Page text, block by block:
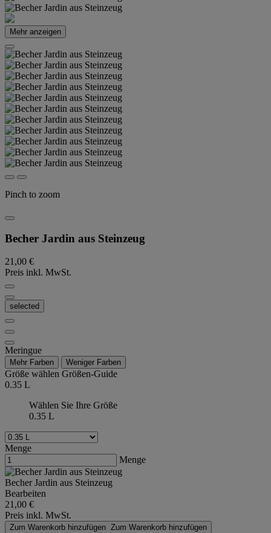
Mehr anzeigen
Pinch to zoom
Becher Jardin aus Steinzeug
21,00 €
Preis inkl. MwSt.
selected
Meringue
Mehr Farben Weniger Farben
Größe wählen Größen-Guide
0.35 L
Wählen Sie Ihre Größe
0.35 L
Menge
Menge
Becher Jardin aus Steinzeug
Bearbeiten
21,00 €
Preis inkl. MwSt.
Zum Warenkorb hinzufügen Zum Warenkorb hinzufügen